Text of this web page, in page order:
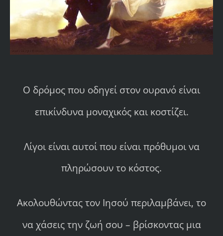
Ο δρόμος που οδηγεί στον ουρανό είναι
επικίνδυνα μοναχικός και κοστίζει.
Λίγοι είναι αυτοί που είναι πρόθυμοι να
πληρώσουν το κόστος.
Ακολουθώντας τον Ιησού περιλαμβάνει, το
να χάσεις την ζωή σου – βρίσκοντας μια